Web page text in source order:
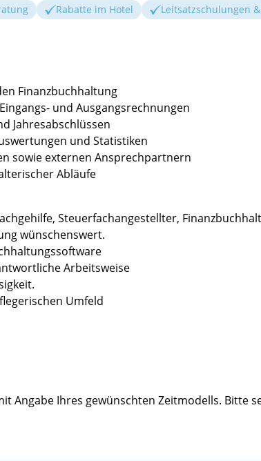
Rabatte im Hotel Leitsatzschulungen
Finanzbuchhaltung
und Ausgangsrechnungen
Jahresabschlüssen
und Statistiken
sowie externen Ansprechpartnern
Abläufe
Steuerfachangestellter,
wünschenswert.
Arbeitsweise
Umfeld
Angabe Ihres gewünschten Zeitmodells. Bitte